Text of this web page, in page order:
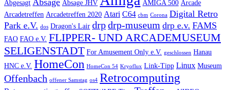
Abgesagt Absage JHV AMIGA 500 Arcade
Arcadetreffen Arcadetreffen 2020 Atari C64 cbm Corona Digital Retro
Park e.V. dos Dragon's Lair drpdrp-museum drp e.v. FAMS
FAO FAO e.V. FLIPPER- UND ARCADEMUSEUM
SELIGENSTADT For Amusement Only e.V. geschlossen Hanau
HNC e.V. HomeCon HomeCon 54 Kryoflux Link-Tipp Linux Museum
Offenbach offener Samstag os4 Retrocomputing